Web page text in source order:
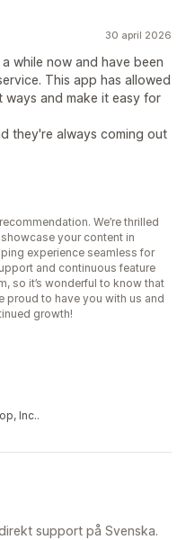
30 april 2026
while now and have been
This app has allowed
and make it easy for
they're always coming out
We’re thrilled
your content in
experience seamless for
and continuous feature
so it’s wonderful to know that
proud to have you with us and
growth!
Inc..
support på Svenska.